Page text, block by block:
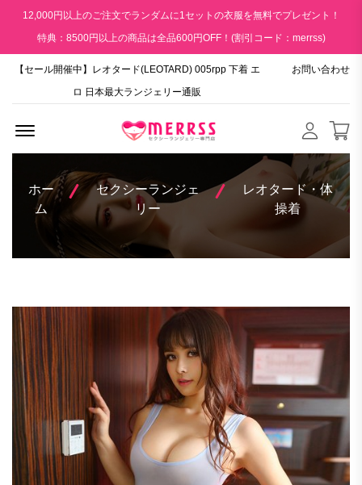
12,000円以上のご注文でランダムに1セットの衣服を無料でプレゼント！
特典：8500円以上の商品は全品600円OFF！(割引コード：merrss)
【セール開催中】レオタード(LEOTARD) 005rpp 下着 エ
ロ 日本最大ランジェリー通販
お問い合わせ
ホー
ム
セクシーランジェ
リー
レオタード・体
操着